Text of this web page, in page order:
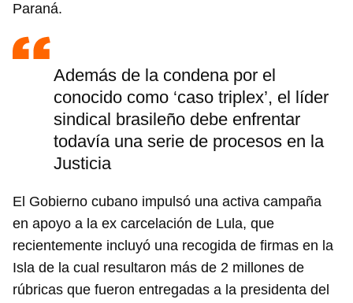
Paraná.
Además de la condena por el
conocido como ‘caso triplex’, el líder
sindical brasileño debe enfrentar
todavía una serie de procesos en la
Justicia
El Gobierno cubano impulsó una activa campaña
en apoyo a la ex carcelación de Lula, que
recientemente incluyó una recogida de firmas en la
Isla de la cual resultaron más de 2 millones de
rúbricas que fueron entregadas a la presidenta del